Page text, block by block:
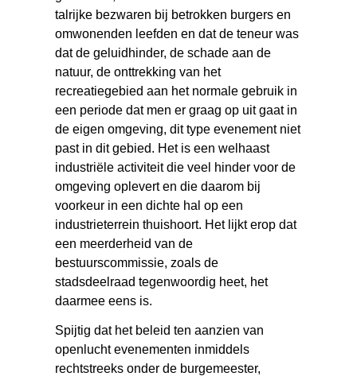
talrijke bezwaren bij betrokken burgers en
omwonenden leefden en dat de teneur was
dat de geluidhinder, de schade aan de
natuur, de onttrekking van het
recreatiegebied aan het normale gebruik in
een periode dat men er graag op uit gaat in
de eigen omgeving, dit type evenement niet
past in dit gebied. Het is een welhaast
industriële activiteit die veel hinder voor de
omgeving oplevert en die daarom bij
voorkeur in een dichte hal op een
industrieterrein thuishoort. Het lijkt erop dat
een meerderheid van de
bestuurscommissie, zoals de
stadsdeelraad tegenwoordig heet, het
daarmee eens is.
Spijtig dat het beleid ten aanzien van
openlucht evenementen inmiddels
rechtstreeks onder de burgemeester,